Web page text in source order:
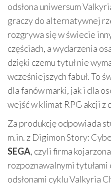
odsłona uniwersum
graczy do alternatywnej
rozgrywa się w świecie
częściach, a wydarzenia
dzięki czemu tytuł nie
wcześniejszych fabuł. To
dla fanów marki, jak i dla
wejść w klimat RPG akcji z
Za produkcję odpowiada
m.in. z Digimon Story:
SEGA, czyli firma
rozpoznawalnymi
odsłonami cyklu Valkyria